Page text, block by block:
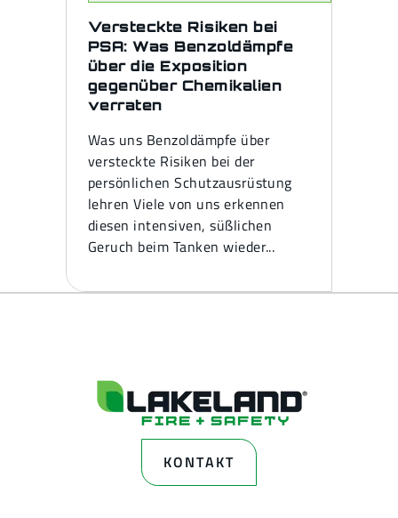
Versteckte Risiken bei
PSA: Was Benzoldämpfe
über die Exposition
gegenüber Chemikalien
verraten
Was uns Benzoldämpfe über
versteckte Risiken bei der
persönlichen Schutzausrüstung
lehren Viele von uns erkennen
diesen intensiven, süßlichen
Geruch beim Tanken wieder...
KONTAKT